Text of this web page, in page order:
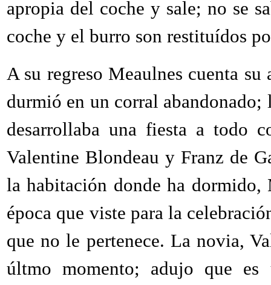
apropia del coche y sale; no se
coche y el burro son restituídos
A su regreso Meaulnes cuenta
durmió en un corral
desarrollaba una fiesta a todo
Valentine Blondeau y Franz de
la habitación donde ha dormido,
época que viste para la
que no le pertenece. La novia,
últmo momento; adujo que es